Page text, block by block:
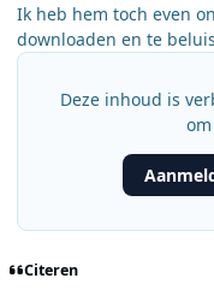
Ik heb hem toch even
downloaden en te
Deze inhoud is
Citeren